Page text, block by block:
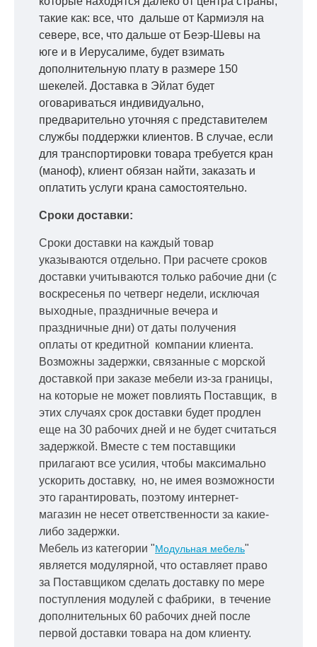
такие как: все, что дальше от Кармиэля на
севере, все, что дальше от Беэр-Шевы на
юге и в Иерусалиме, будет взимать
дополнительную плату в размере 150
шекелей. Доставка в Эйлат будет
оговариваться индивидуально,
предварительно уточняя с представителем
службы поддержки клиентов. В случае, если
для транспортировки товара требуется кран
(маноф), клиент обязан найти, заказать и
оплатить услуги крана самостоятельно.
Сроки доставки:
Сроки доставки на каждый товар
указываются отдельно. При расчете сроков
доставки учитываются только рабочие дни (с
воскресенья по четверг недели, исключая
выходные, праздничные вечера и
праздничные дни) от даты получения
оплаты от кредитной компании клиента.
Возможны задержки, связанные с морской
доставкой при заказе мебели из-за границы,
на которые не может повлиять Поставщик, в
этих случаях срок доставки будет продлен
еще на 30 рабочих дней и не будет считаться
задержкой. Вместе с тем поставщики
прилагают все усилия, чтобы максимально
ускорить доставку, но, не имея возможности
это гарантировать, поэтому интернет-
магазин не несет ответственности за какие-
либо задержки.
Мебель из категории "Модульная мебель"
является модулярной, что оставляет право
за Поставщиком сделать доставку по мере
поступления модулей с фабрики, в течение
дополнительных 60 рабочих дней после
первой доставки товара на дом клиенту.